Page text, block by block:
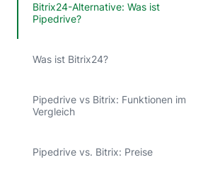
Bitrix24-Alternative: Was ist
Pipedrive?
Was ist Bitrix24?
Pipedrive vs Bitrix: Funktionen im
Vergleich
Pipedrive vs. Bitrix: Preise